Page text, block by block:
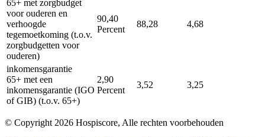
65+ met zorgbudget
voor ouderen en
verhoogde
tegemoetkoming (t.o.v.
zorgbudgetten voor
ouderen)
90,40
Percent
88,28 4,68
inkomensgarantie
65+ met een
inkomensgarantie (IGO
of GIB) (t.o.v. 65+)
2,90
Percent
3,52 3,25
© Copyright 2026 Hospiscore, Alle rechten voorbehouden